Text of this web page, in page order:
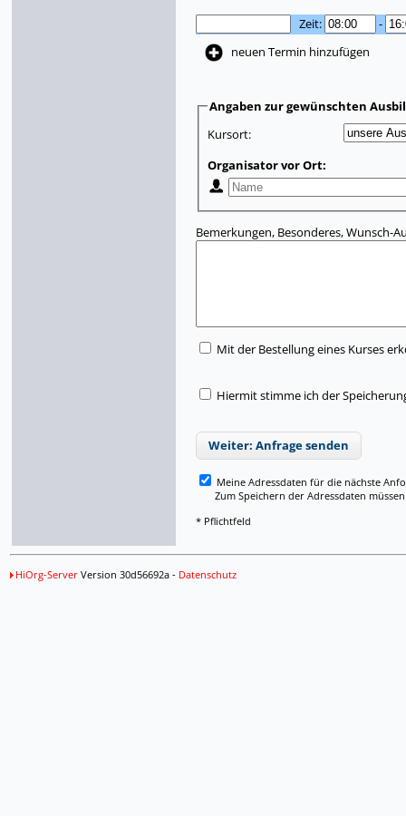
Zeit:
-
neuen Termin hinzufügen
Angaben zur gewünschten
Kursort:
Organisator vor Ort:
Bemerkungen, Besonderes, Wunsch-
Mit der Bestellung eines Kurses
Hiermit stimme ich der
Weiter: Anfrage senden
Meine Adressdaten für die nächste
Zum Speichern der Adressdaten müssen
* Pflichtfeld
HiOrg-ServerVersion 30d56692a - Datenschutz